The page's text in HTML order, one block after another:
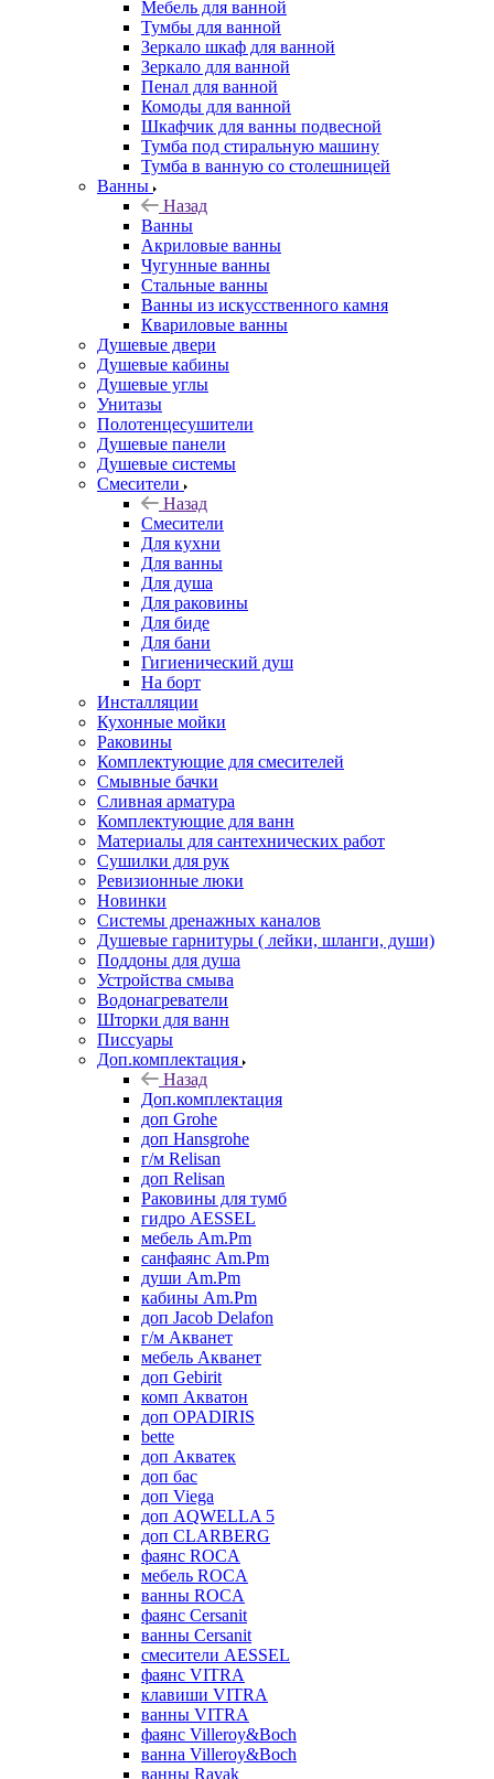
Мебель для ванной
Тумбы для ванной
Зеркало шкаф для ванной
Зеркало для ванной
Пенал для ванной
Комоды для ванной
Шкафчик для ванны подвесной
Тумба под стиральную машину
Тумба в ванную со столешницей
Ванны
Назад
Ванны
Акриловые ванны
Чугунные ванны
Стальные ванны
Ванны из искусственного камня
Квариловые ванны
Душевые двери
Душевые кабины
Душевые углы
Унитазы
Полотенцесушители
Душевые панели
Душевые системы
Смесители
Назад
Смесители
Для кухни
Для ванны
Для душа
Для раковины
Для биде
Для бани
Гигиенический душ
На борт
Инсталляции
Кухонные мойки
Раковины
Комплектующие для смесителей
Смывные бачки
Сливная арматура
Комплектующие для ванн
Материалы для сантехнических работ
Сушилки для рук
Ревизионные люки
Новинки
Системы дренажных каналов
Душевые гарнитуры ( лейки, шланги, души)
Поддоны для душа
Устройства смыва
Водонагреватели
Шторки для ванн
Писсуары
Доп.комплектация
Назад
Доп.комплектация
доп Grohe
доп Hansgrohe
г/м Relisan
доп Relisan
Раковины для тумб
гидро AESSEL
мебель Am.Pm
санфаянс Am.Pm
души Am.Pm
кабины Am.Pm
доп Jacob Delafon
г/м Акванет
мебель Акванет
доп Gebirit
комп Акватон
доп OPADIRIS
bette
доп Акватек
доп бас
доп Viega
доп AQWELLA 5
доп CLARBERG
фаянс ROCA
мебель ROCA
ванны ROCA
фаянс Cersanit
ванны Cersanit
смесители AESSEL
фаянс VITRA
клавиши VITRA
ванны VITRA
фаянс Villeroy&Boch
ванна Villeroy&Boch
ванны Ravak